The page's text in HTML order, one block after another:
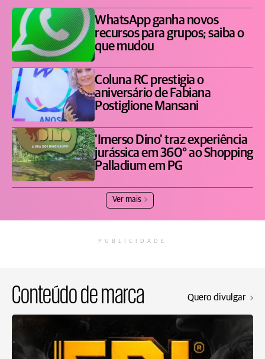
WhatsApp ganha novos
recursos para grupos; saiba o
que mudou
Coluna RC prestigia o
aniversário de Fabiana
Postiglione Mansani
'Imerso Dino' traz experiência
jurássica em 360° ao Shopping
Palladium em PG
Ver mais
PUBLICIDADE
Conteúdo de marca Quero divulgar